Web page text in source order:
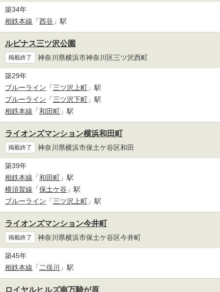
築34年
相鉄本線 「西谷 」駅
ルピナス三ツ沢公園
掲載終了 神奈川県横浜市神奈川区三ツ沢西町
築29年
ブルーライン 「三ツ沢上町 」駅
ブルーライン 「三ツ沢下町 」駅
相鉄本線 「和田町 」駅
ライオンズマンション横浜和田町
掲載終了 神奈川県横浜市保土ケ谷区和田
築39年
相鉄本線 「和田町 」駅
横須賀線 「保土ケ谷 」駅
ブルーライン 「三ツ沢上町 」駅
ライオンズマンション今井町
掲載終了 神奈川県横浜市保土ケ谷区今井町
築45年
相鉄本線 「 二俣川 」駅
ロイヤルヒルズ南万騎が原